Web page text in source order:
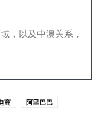
，以及中澳关系，
商 阿里巴巴